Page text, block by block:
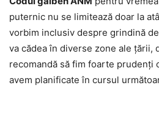
puternic nu se limitează doar la
vorbim inclusiv despre grindină
va cădea în diverse zone ale țării,
recomandă să fim foarte prudenți
avem planificate în cursul